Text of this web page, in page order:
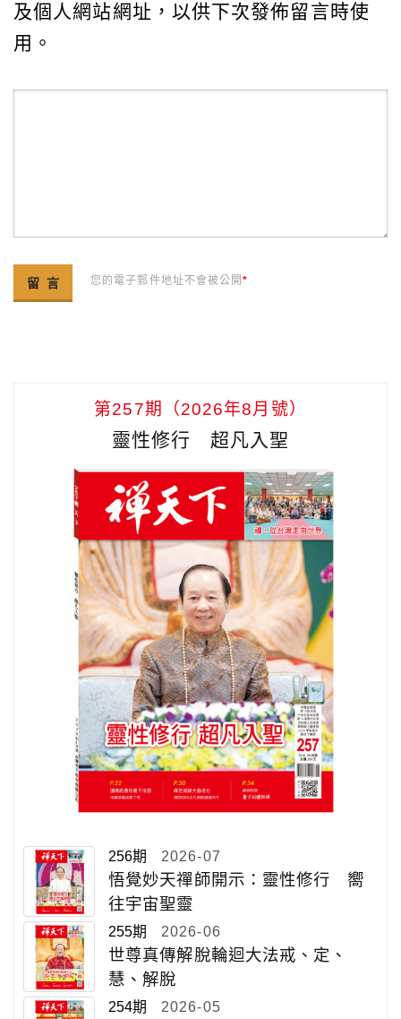
及個人網站網址，以供下次發佈留言時使
用。
您的電子郵件地址不會被公開*
第257期（2026年8月號）
靈性修行 超凡入聖
256期 2026-07
悟覺妙天禪師開示：靈性修行 嚮
往宇宙聖靈
255期 2026-06
世尊真傳解脫輪迴大法戒、定、
慧、解脫
254期 2026-05